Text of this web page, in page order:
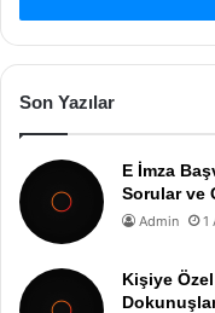
Son Yazılar
E İmza
Sorular ve
Admin 1
Kişiye